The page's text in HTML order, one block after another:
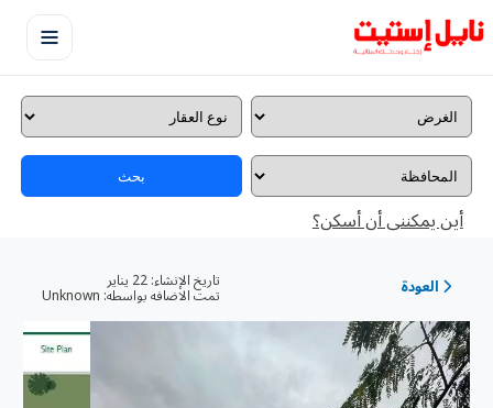
بحث
أين يمكننى أن أسكن؟
العودة تاريخ الإنشاء:
تمت الاضافه بواسطه: Unknown